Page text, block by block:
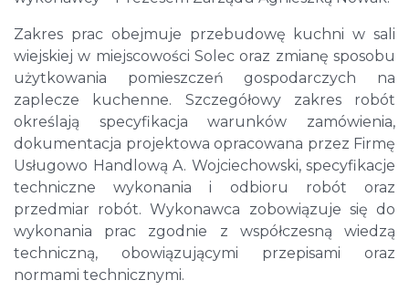
Zakres prac obejmuje przebudowę kuchni w sali
wiejskiej w miejscowości Solec oraz zmianę sposobu
użytkowania pomieszczeń gospodarczych na
zaplecze kuchenne. Szczegółowy zakres robót
określają specyfikacja warunków zamówienia,
dokumentacja projektowa opracowana przez Firmę
Usługowo Handlową A. Wojciechowski, specyfikacje
techniczne wykonania i odbioru robót oraz
przedmiar robót. Wykonawca zobowiązuje się do
wykonania prac zgodnie z współczesną wiedzą
techniczną, obowiązującymi przepisami oraz
normami technicznymi.